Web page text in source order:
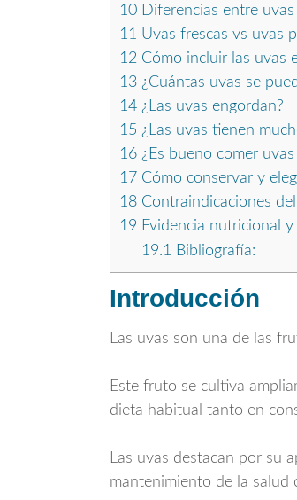
10 Diferencias entre
11 Uvas frescas vs uvas
12 Cómo incluir las uvas
13 ¿Cuántas uvas se
14 ¿Las uvas engordan?
15 ¿Las uvas tienen
16 ¿Es bueno comer
17 Cómo conservar y
18 Contraindicaciones
19 Evidencia nutricional
19.1
Bibliografía:
Introducción
Las uvas son una de las
Este fruto se cultiva
dieta habitual tanto en
Las uvas destacan por su
mantenimiento de la salud